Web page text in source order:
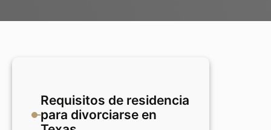
Requisitos de residencia
para divorciarse en